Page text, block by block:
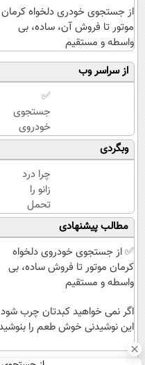
از جستجوی خودری دلخواه کرمان
موتور تا فروش آن، ساده، بی
واسطه و مستقیم
از سراسر وب
✅
جستجوی
خودروی
دلخواه
کرمان
موتور 👈
فروش
ساده، بی
واسطه و
مستقیم
وبگردی
چرا درد
زانو را
تحمل
می‌کنی؟
خیلی
ساده
درمنزل
مطالب پیشنهادی
✅ از جستجوی خودروی دلخواه
کرمان موتور تا فروش ساده، بی
واسطه و مستقیم
اگر نمی خواهید کبدتان چرب شود
این نوشیدنی خوش طعم را